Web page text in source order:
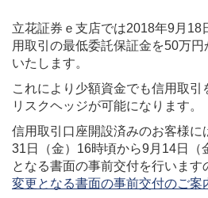
立花証券ｅ支店では2018年9月18
用取引の最低委託保証金を50万
いたします。
これにより少額資金でも信用取
リスクヘッジが可能になります。
信用取引口座開設済みのお客様に
31日（金）16時頃から9月14日（
となる書面の事前交付を行います
変更となる書面の事前交付のご案